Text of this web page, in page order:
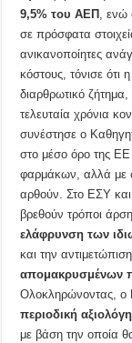
9,5% του ΑΕΠ , ενώ
σε πρόσφατα
ανικανοποίητες
κόστους, τόνισε ότι
διαρθρωτικό
τελευταία χρόνια
συνέστησε ο
στο μέσο όρο της ΕΕ
φαρμάκων, αλλά με
αρθούν. Στο ΕΣΥ και
βρεθούν τρόποι
ελάφρυνση των
και την
απομακρυσμένων
Ολοκληρώνοντας, ο
περιοδική
με βάση την οποία θα